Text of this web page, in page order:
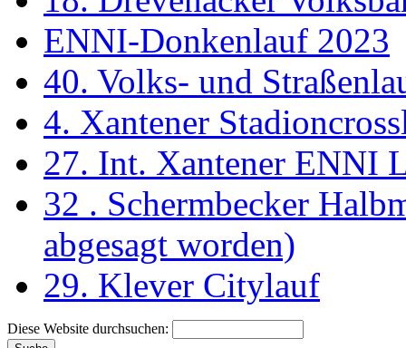
ENNI-Donkenlauf 2023
40. Volks- und
4. Xantener
27. Int. Xantener ENNI
32 . Schermbecker
abgesagt worden)
29. Klever Citylauf
Diese Website durchsuchen: